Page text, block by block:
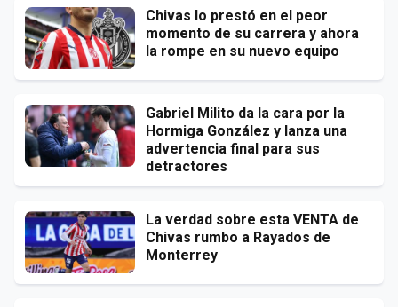
Chivas lo prestó en el peor
momento de su carrera y ahora
la rompe en su nuevo equipo
Gabriel Milito da la cara por la
Hormiga González y lanza una
advertencia final para sus
detractores
La verdad sobre esta VENTA de
Chivas rumbo a Rayados de
Monterrey